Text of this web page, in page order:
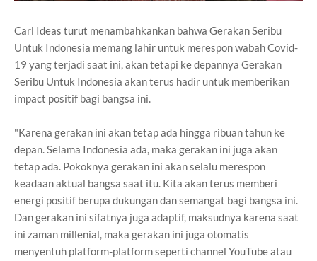
Carl Ideas turut menambahkankan bahwa Gerakan Seribu
Untuk Indonesia memang lahir untuk merespon wabah Covid-
19 yang terjadi saat ini, akan tetapi ke depannya Gerakan
Seribu Untuk Indonesia akan terus hadir untuk memberikan
impact positif bagi bangsa ini.
"Karena gerakan ini akan tetap ada hingga ribuan tahun ke
depan. Selama Indonesia ada, maka gerakan ini juga akan
tetap ada. Pokoknya gerakan ini akan selalu merespon
keadaan aktual bangsa saat itu. Kita akan terus memberi
energi positif berupa dukungan dan semangat bagi bangsa ini.
Dan gerakan ini sifatnya juga adaptif, maksudnya karena saat
ini zaman millenial, maka gerakan ini juga otomatis
menyentuh platform-platform seperti channel YouTube atau